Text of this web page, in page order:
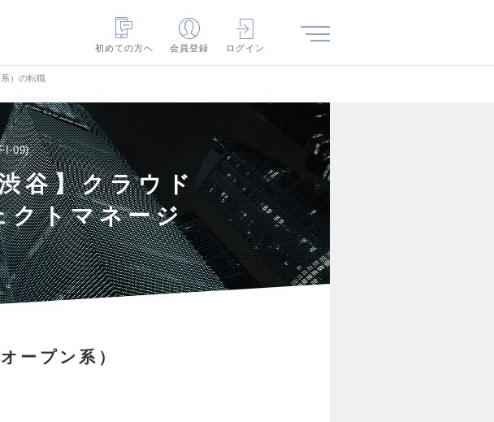
初めての方へ
会員登録 ログイン
）の転職
09
谷】クラウド
クトマネージ
ープン系）